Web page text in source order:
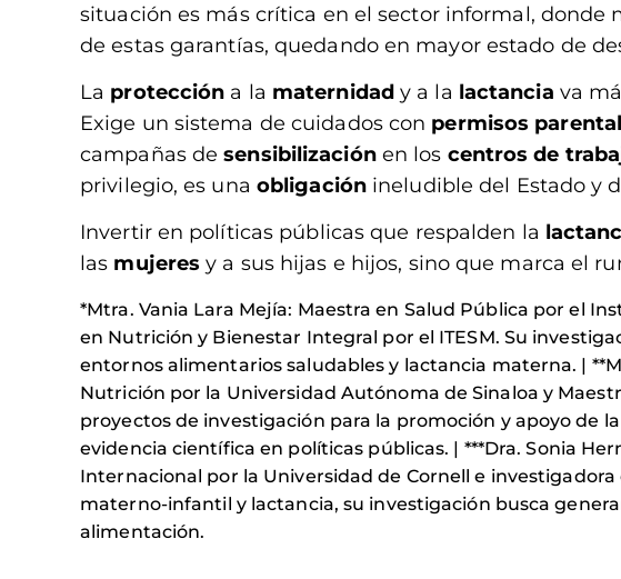
situación es más crítica en el sector informal, donde
de estas garantías, quedando en mayor estado de
La protección a la maternidady a la lactancia va
Exige un sistema de cuidados con permisos
campañas desensibilización en los centros de
privilegio, es una obligación ineludible del Estado y
Invertir en políticas públicas que respalden la
las mujeres y a sus hijas e hijos, sino que marca el
*Mtra. Vania Lara Mejía: Maestra en Salud Pública por el
en Nutrición y Bienestar Integral por el ITESM. Su
entornos alimentarios saludables y lactancia materna. |
Nutrición por la Universidad Autónoma de Sinaloa y
proyectos de investigación para la promoción y apoyo de
evidencia científica en políticas públicas. | ***Dra. Sonia
Internacional por la Universidad de Cornell e
materno-infantil y lactancia, su investigación busca
alimentación.